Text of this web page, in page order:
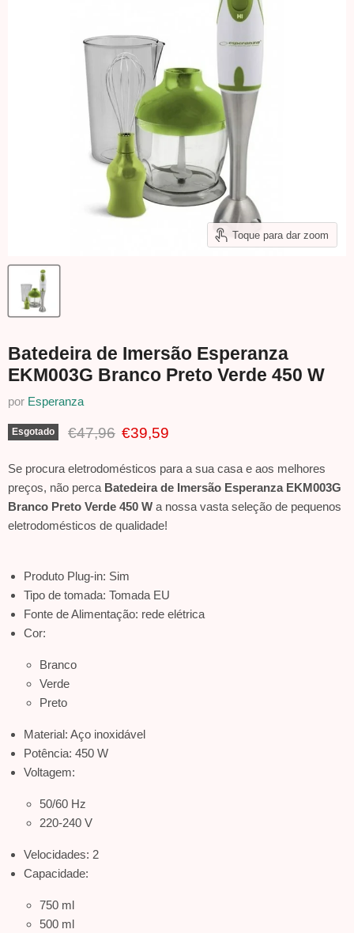
Toque para dar zoom
Batedeira de Imersão Esperanza
EKM003G Branco Preto Verde 450 W
por Esperanza
Esgotado Preço Original
€47,96 Preço Atual
€39,59
Se procura eletrodomésticos para a sua casa e aos melhores
preços, não perca Batedeira de Imersão Esperanza EKM003G
Branco Preto Verde 450 W a nossa vasta seleção de pequenos
eletrodomésticos de qualidade!
Produto Plug-in: Sim
Tipo de tomada: Tomada EU
Fonte de Alimentação: rede elétrica
Cor:
Branco
Verde
Preto
Material: Aço inoxidável
Potência: 450 W
Voltagem:
50/60 Hz
220-240 V
Velocidades: 2
Capacidade:
750 ml
500 ml